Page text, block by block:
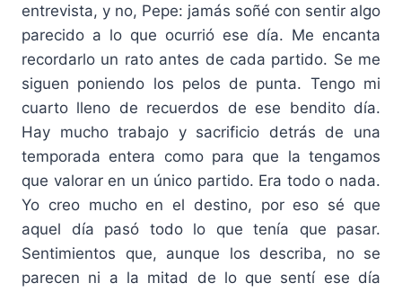
entrevista, y no, Pepe: jamás soñé con sentir algo
parecido a lo que ocurrió ese día. Me encanta
recordarlo un rato antes de cada partido. Se me
siguen poniendo los pelos de punta. Tengo mi
cuarto lleno de recuerdos de ese bendito día.
Hay mucho trabajo y sacrificio detrás de una
temporada entera como para que la tengamos
que valorar en un único partido. Era todo o nada.
Yo creo mucho en el destino, por eso sé que
aquel día pasó todo lo que tenía que pasar.
Sentimientos que, aunque los describa, no se
parecen ni a la mitad de lo que sentí ese día